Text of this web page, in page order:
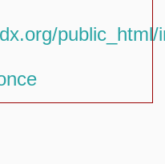
public_html/